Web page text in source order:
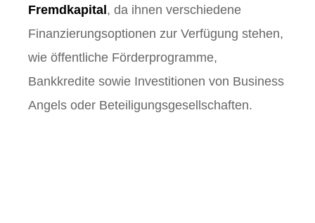
Fremdkapital , da ihnen verschiedene
Finanzierungsoptionen zur Verfügung stehen,
wie öffentliche Förderprogramme,
Bankkredite sowie Investitionen von Business
Angels oder Beteiligungsgesellschaften.